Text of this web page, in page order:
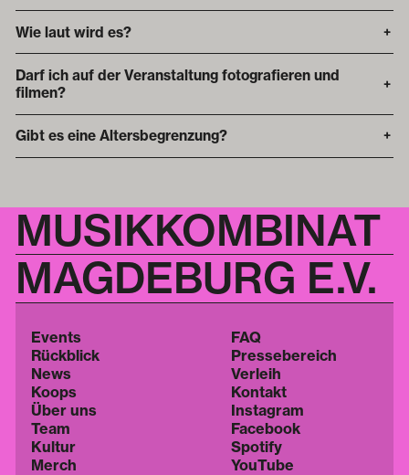
Wie laut wird es? +
Darf ich auf der Veranstaltung fotografieren und
filmen?
+
Gibt es eine Altersbegrenzung? +
MUSIKKOMBINAT
MAGDEBURG E.V.
Events
Rückblick
News
Koops
Über uns
Team
Kultur
Merch
FAQ
Pressebereich
Verleih
Kontakt
Instagram
Facebook
Spotify
YouTube